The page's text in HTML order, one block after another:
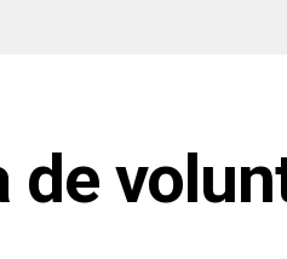
de